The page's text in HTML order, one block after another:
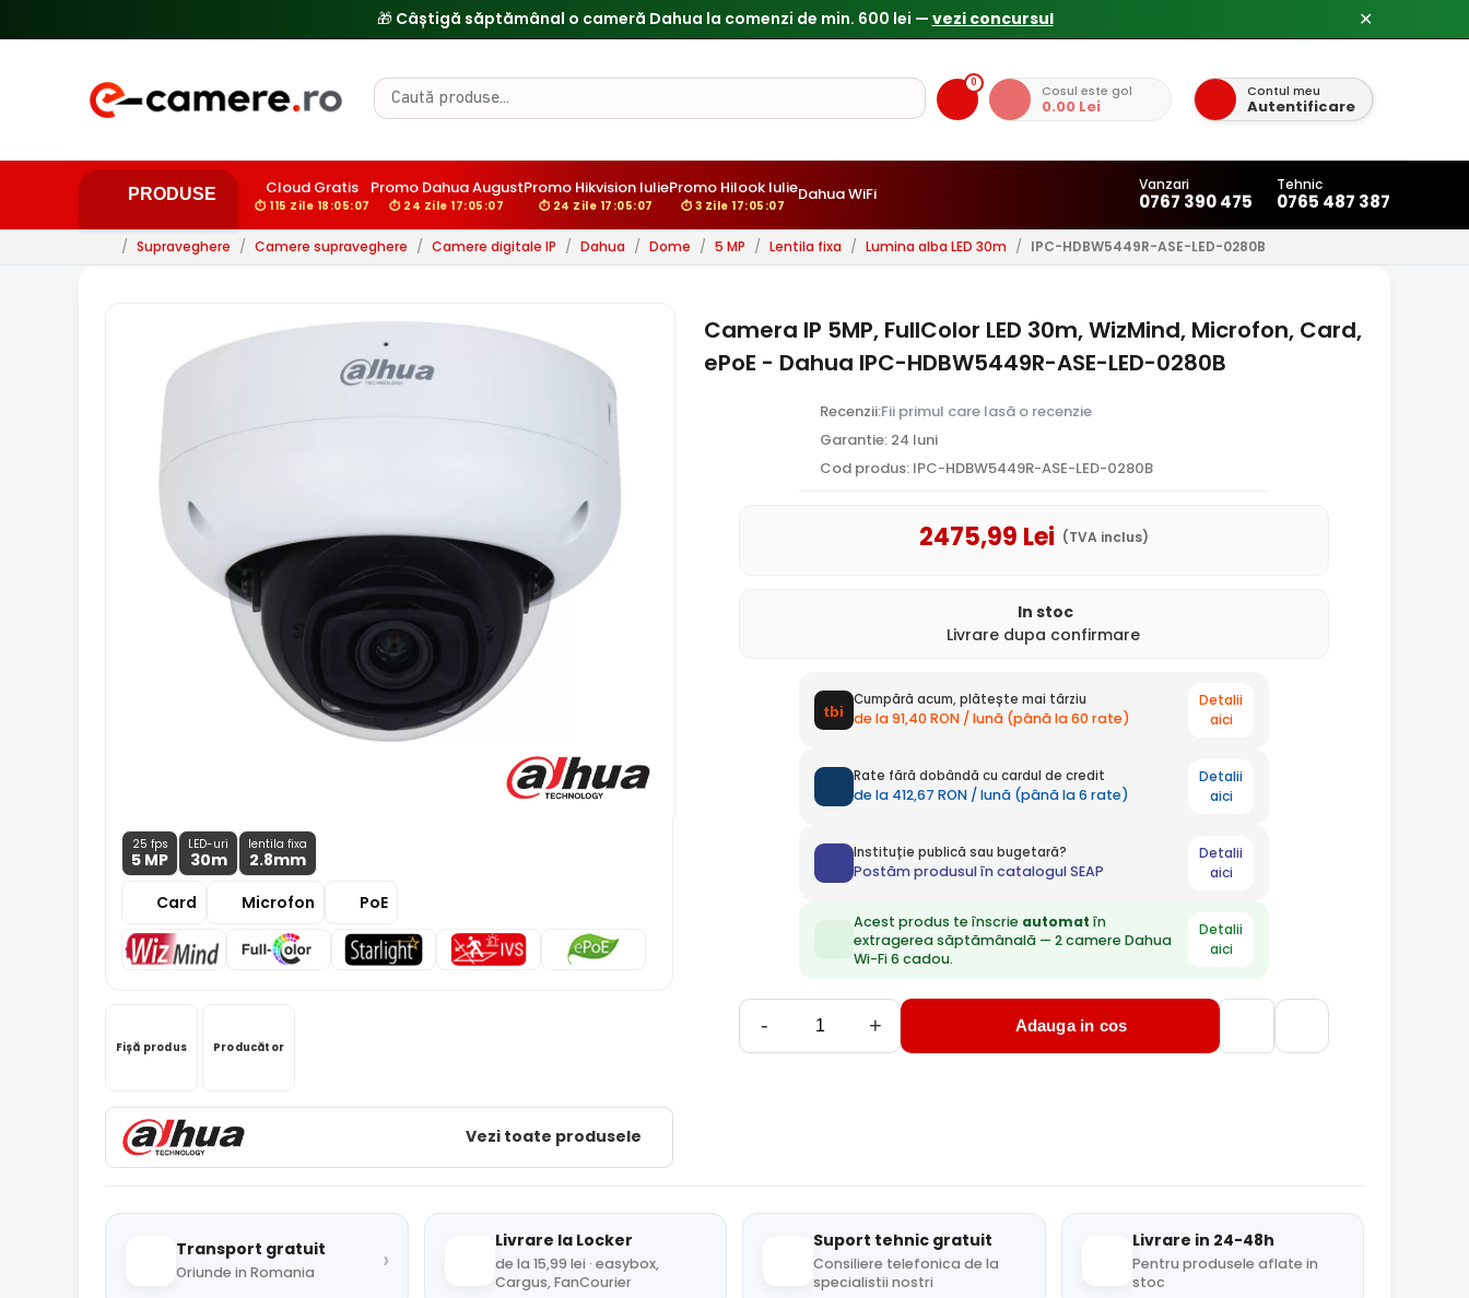
🔥Reduceri de pana la 25% doar in luna iulie → Vezi ofertele ✕
0 Cosul este gol
0.00 Lei
Contul meu
Autentificare
PRODUSE Cloud Gratis
⏱ 115 Zile 18:05:05
Promo Dahua August
⏱ 24 Zile 17:05:05
Promo Hikvision Iulie
⏱ 24 Zile 17:05:05
Promo Hilook Iulie
⏱ 3 Zile 17:05:05
Dahua WiFi Vanzari
0767 390 475
Tehnic
0765 487 387
/ Supraveghere / Camere supraveghere / Camere digitale IP / Dahua / Dome / 5 MP / Lentila fixa / Lumina alba LED 30m / IPC-HDBW5449R-ASE-LED-0280B
25 fps
5 MP
LED-uri
30m
lentila fixa
2.8mm
Card
Microfon PoE
Fișă produs Producător
Vezi toate produsele
Camera IP 5MP, FullColor LED 30m, WizMind, Microfon, Card,
ePoE - Dahua IPC-HDBW5449R-ASE-LED-0280B
Recenzii:Fii primul care lasă o recenzie
Garantie: 24 luni
Cod produs: IPC-HDBW5449R-ASE-LED-0280B
2475,99 Lei (TVA inclus)
In stoc
Livrare dupa confirmare
Cumpără acum, plătește mai târziu
de la 91,40 RON / lună (până la 60 rate)
Detalii
aici
Rate fără dobândă cu cardul de credit
de la 412,67 RON / lună (până la 6 rate)
Detalii
aici
Instituție publică sau bugetară?
Postăm produsul în catalogul SEAP
Detalii
aici
Acest produs te înscrie automat în
extragerea săptămânală — 2 camere Dahua
Wi-Fi 6 cadou.
Detalii
aici
- + Adauga in cos
Transport gratuit
Oriunde in Romania ›
Livrare la Locker
de la 15,99 lei · easybox,
Cargus, FanCourier
Suport tehnic gratuit
Consiliere telefonica de la
specialistii nostri
Livrare in 24-48h
Pentru produsele aflate in
stoc